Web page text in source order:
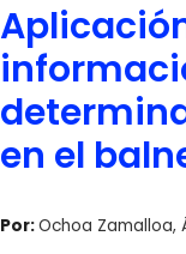
en el
Por:Ochoa Zamalloa,